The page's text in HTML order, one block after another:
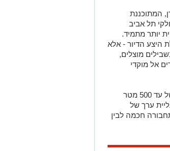
המתוכננת
תל אביב
יותר מתמיד.
היצע הדיור - אלא
מוצלים,
אל מוקדי
לפי נתוני הלמ"ס ומשרד התחבורה, דירות הממוקמות במרחק של עד 500 מטר
ערך של
תחבורה חכמה לבין